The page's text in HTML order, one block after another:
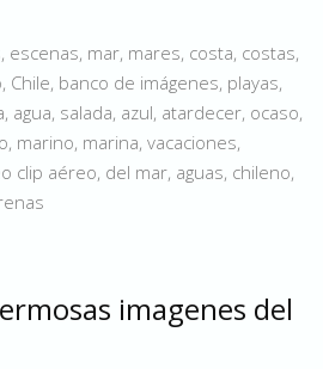
escenas, mar, mares, costa, costas,
Chile, banco de imágenes, playas,
agua, salada, azul, atardecer, ocaso,
marino, marina, vacaciones,
clip aéreo, del mar, aguas, chileno,
imagenes del